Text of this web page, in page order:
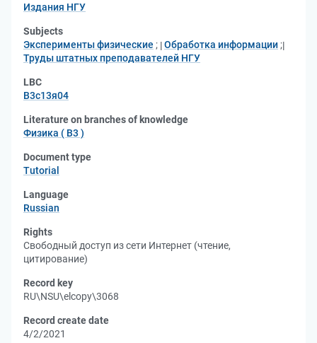
Издания НГУ
Subjects
Эксперименты физические ; Обработка информации ;
Труды штатных преподавателей НГУ
LBC
В3с13я04
Literature on branches of knowledge
Физика ( В3 )
Document type
Tutorial
Language
Russian
Rights
Свободный доступ из сети Интернет (чтение,
цитирование)
Record key
RU\NSU\elcopy\3068
Record create date
4/2/2021